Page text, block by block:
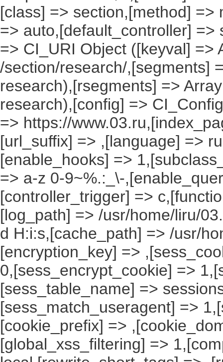
[class] => section,[method]
=> auto,[default_controller]
=> CI_URI Object ([keyval] =>
/section/research/,[segments]
research),[rsegments] =>
research),[config] =>
=> https://
[url_suffix] => ,[language] =>
[enable_hooks] =>
=> a-z 0-9~%.:_\-
[controller_trigger] =>
[log_path] => /usr/home/liru/
d H:i:s,[cache_path] => /usr/
[encryption_key] =>
0,[sess_encrypt_cookie] =>
[sess_table_name] =>
[sess_match_useragent] =>
[cookie_prefix] =>
[global_xss_filtering] =>